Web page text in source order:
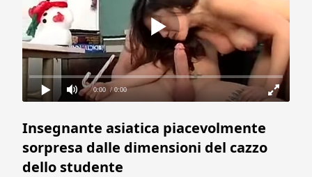
0:00 / 0:00
Insegnante asiatica piacevolmente
sorpresa dalle dimensioni del cazzo
dello studente